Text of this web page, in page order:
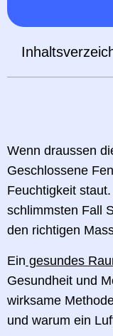
Wenn draussen
Geschlossene
Feuchtigkeit
schlimmsten Fall
den richtigen
Ein gesundes
Gesundheit und
wirksame
und warum ein